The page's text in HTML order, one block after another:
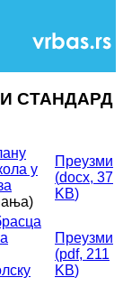
СТАНДАРД
у
Преузми
(docx, 37
KB)
Преузми
(pdf, 211
KB)